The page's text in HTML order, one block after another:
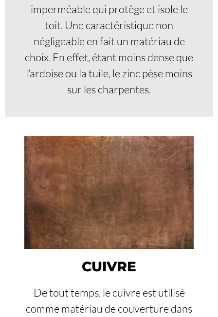
imperméable qui protège et isole le
toit. Une caractéristique non
négligeable en fait un matériau de
choix. En effet, étant moins dense que
l’ardoise ou la tuile, le zinc pèse moins
sur les charpentes.
CUIVRE
De tout temps, le cuivre est utilisé
comme matériau de couverture dans